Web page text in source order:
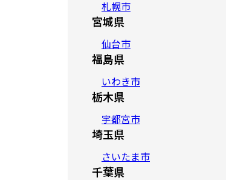
札幌市
宮城県
仙台市
福島県
いわき市
栃木県
宇都宮市
埼玉県
さいたま市
千葉県